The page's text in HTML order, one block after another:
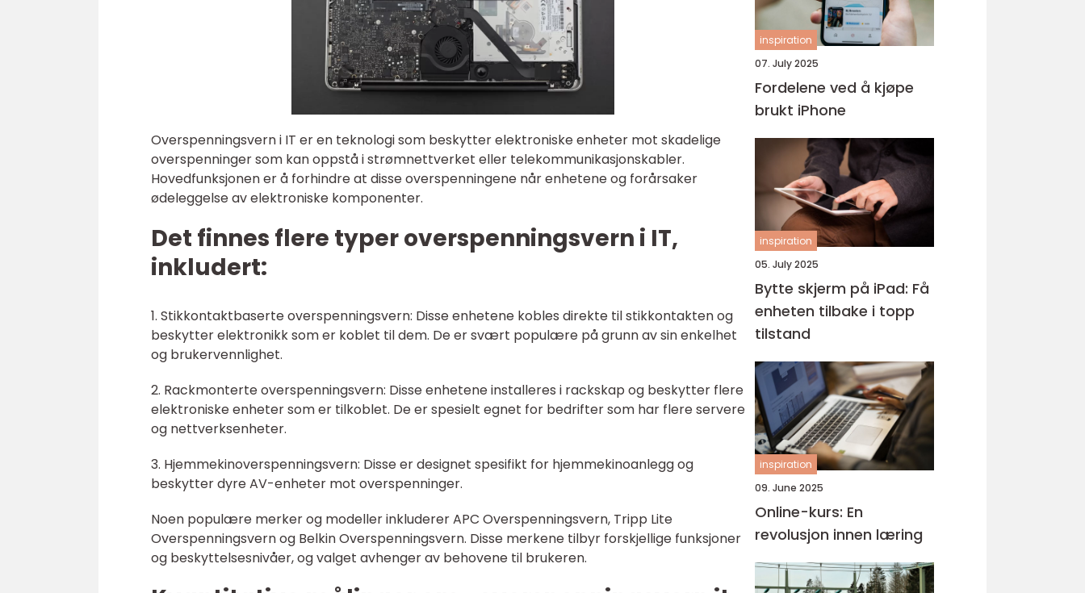
Overspenningsvern i IT er en teknologi som beskytter elektroniske enheter mot skadelige
overspenninger som kan oppstå i strømnettverket eller telekommunikasjonskabler.
Hovedfunksjonen er å forhindre at disse overspenningene når enhetene og forårsaker
ødeleggelse av elektroniske komponenter.
Det finnes flere typer overspenningsvern i IT,
inkludert:
1. Stikkontaktbaserte overspenningsvern: Disse enhetene kobles direkte til stikkontakten og
beskytter elektronikk som er koblet til dem. De er svært populære på grunn av sin enkelhet
og brukervennlighet.
2. Rackmonterte overspenningsvern: Disse enhetene installeres i rackskap og beskytter flere
elektroniske enheter som er tilkoblet. De er spesielt egnet for bedrifter som har flere servere
og nettverksenheter.
3. Hjemmekinoverspenningsvern: Disse er designet spesifikt for hjemmekinoanlegg og
beskytter dyre AV-enheter mot overspenninger.
Noen populære merker og modeller inkluderer APC Overspenningsvern, Tripp Lite
Overspenningsvern og Belkin Overspenningsvern. Disse merkene tilbyr forskjellige funksjoner
og beskyttelsesnivåer, og valget avhenger av behovene til brukeren.
inspiration
07. July 2025
Fordelene ved å kjøpe
brukt iPhone
inspiration
05. July 2025
Bytte skjerm på iPad: Få
enheten tilbake i topp
tilstand
inspiration
09. June 2025
Online-kurs: En
revolusjon innen læring